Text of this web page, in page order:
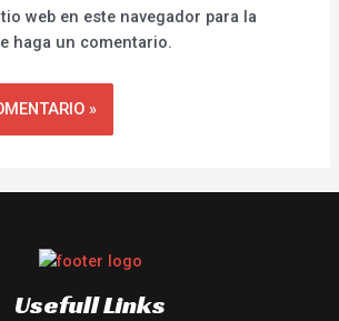
web en este navegador para la
haga un comentario.
Usefull Links